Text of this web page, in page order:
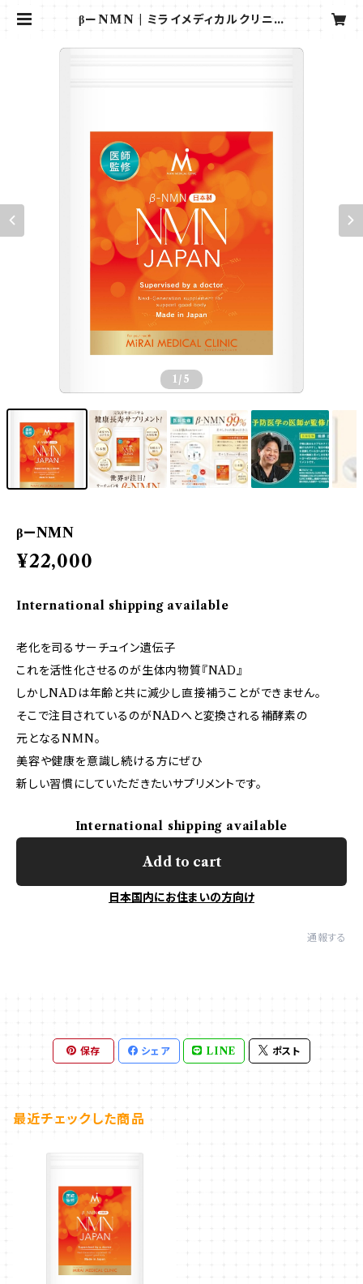
βーNMN | ミライメディカルクリニッ
1 /5
βーNMN
¥22,000
International shipping available
老化を司るサーチュイン遺伝子
これを活性化させるのが生体内物質『NAD』
しかしNADは年齢と共に減少し直接補うことができません。
そこで注目されているのがNADへと変換される補酵素の
元となるNMN。
美容や健康を意識し続ける方にぜひ
新しい習慣にしていただきたいサプリメントです。
International shipping available
Add to cart
日本国内にお住まいの方向け
通報する
保存 シェア LINE ポスト
最近チェックした商品